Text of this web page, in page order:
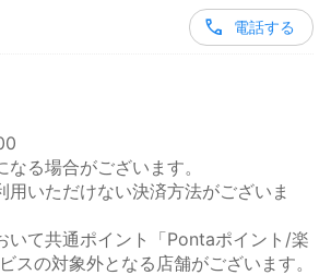
電話する
る場合がございます。
用いただけない決済方法がございま
いて共通ポイント「Pontaポイント/楽
スの対象外となる店舗がございます。